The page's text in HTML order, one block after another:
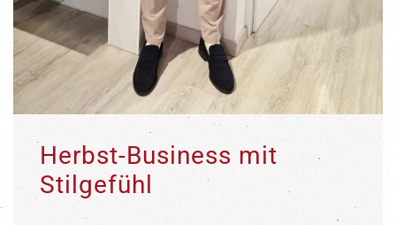
Herbst-Business mit
Stilgefühl